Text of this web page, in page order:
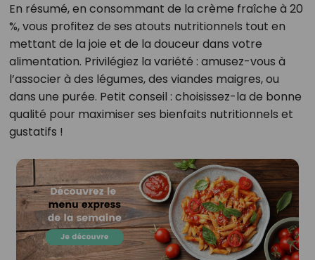
En résumé, en consommant de la crème fraîche à 20
%, vous profitez de ses atouts nutritionnels tout en
mettant de la joie et de la douceur dans votre
alimentation. Privilégiez la variété : amusez-vous à
l’associer à des légumes, des viandes maigres, ou
dans une purée. Petit conseil : choisissez-la de bonne
qualité pour maximiser ses bienfaits nutritionnels et
gustatifs !